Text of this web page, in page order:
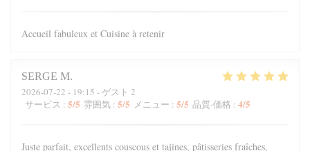
Accueil fabuleux et Cuisine à retenir
SERGE M
2026-07-22 - 19:15 - ゲスト 2
サービス : 5/5 雰囲気 : 5/5 メニュー : 5/5 品質-価格 : 4/5
Juste parfait, excellents couscous et tajines, pâtisseries fraîches,